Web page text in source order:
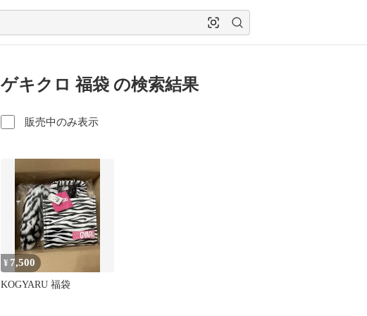
ゲキクロ 福袋 の検索結果
販売中のみ表示
¥ 7,500
KOGYARU 福袋